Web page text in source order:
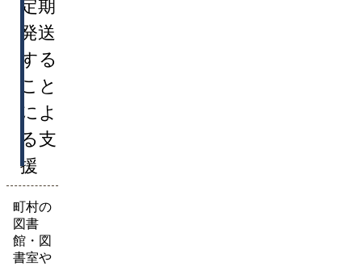
定期
発送
する
こと
によ
る支
援
町村の
図書
館・図
書室や